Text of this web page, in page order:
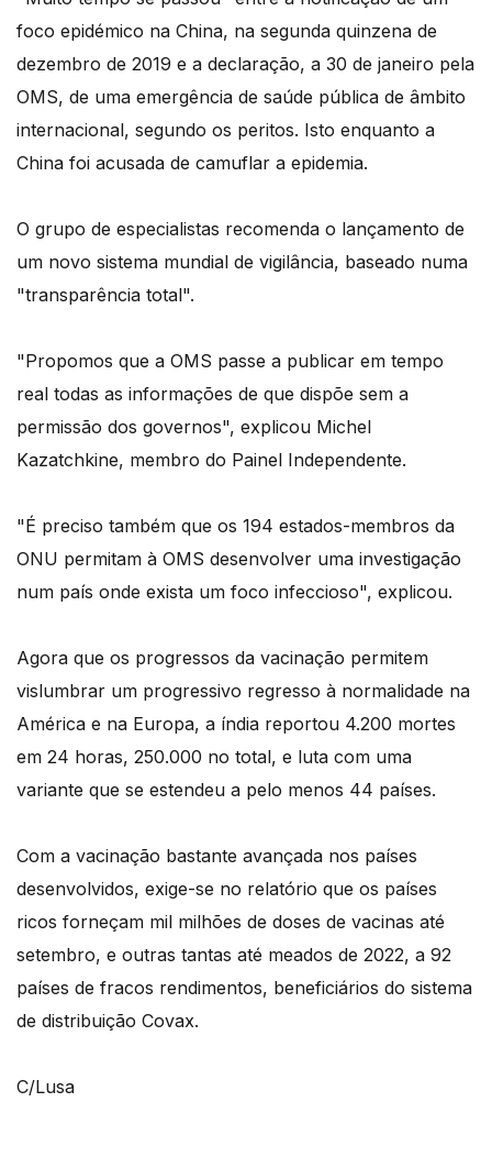
foco epidémico na China, na segunda quinzena de
dezembro de 2019 e a declaração, a 30 de janeiro pela
OMS, de uma emergência de saúde pública de âmbito
internacional, segundo os peritos. Isto enquanto a
China foi acusada de camuflar a epidemia.
O grupo de especialistas recomenda o lançamento de
um novo sistema mundial de vigilância, baseado numa
"transparência total".
"Propomos que a OMS passe a publicar em tempo
real todas as informações de que dispõe sem a
permissão dos governos", explicou Michel
Kazatchkine, membro do Painel Independente.
"É preciso também que os 194 estados-membros da
ONU permitam à OMS desenvolver uma investigação
num país onde exista um foco infeccioso", explicou.
Agora que os progressos da vacinação permitem
vislumbrar um progressivo regresso à normalidade na
América e na Europa, a índia reportou 4.200 mortes
em 24 horas, 250.000 no total, e luta com uma
variante que se estendeu a pelo menos 44 países.
Com a vacinação bastante avançada nos países
desenvolvidos, exige-se no relatório que os países
ricos forneçam mil milhões de doses de vacinas até
setembro, e outras tantas até meados de 2022, a 92
países de fracos rendimentos, beneficiários do sistema
de distribuição Covax.
C/Lusa